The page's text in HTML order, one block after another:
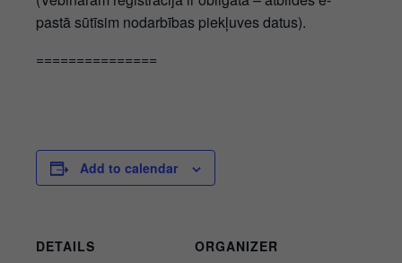
pastā sūtīsim nodarbības piekļuves datus).
===============
Add to calendar
DETAILS
ORGANIZER